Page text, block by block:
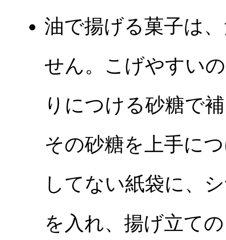
油で揚げる菓子は
せん。こげやすい
りにつける砂糖で
その砂糖を上手に
してない紙袋に、
を入れ、揚げ立て